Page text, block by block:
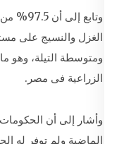
وتابع
الغزل والنسيج على
ومتوسطة التيلة، وهو
الزراعية فى مصر.
وأشار إلى أن
الماضية ولم توفر له